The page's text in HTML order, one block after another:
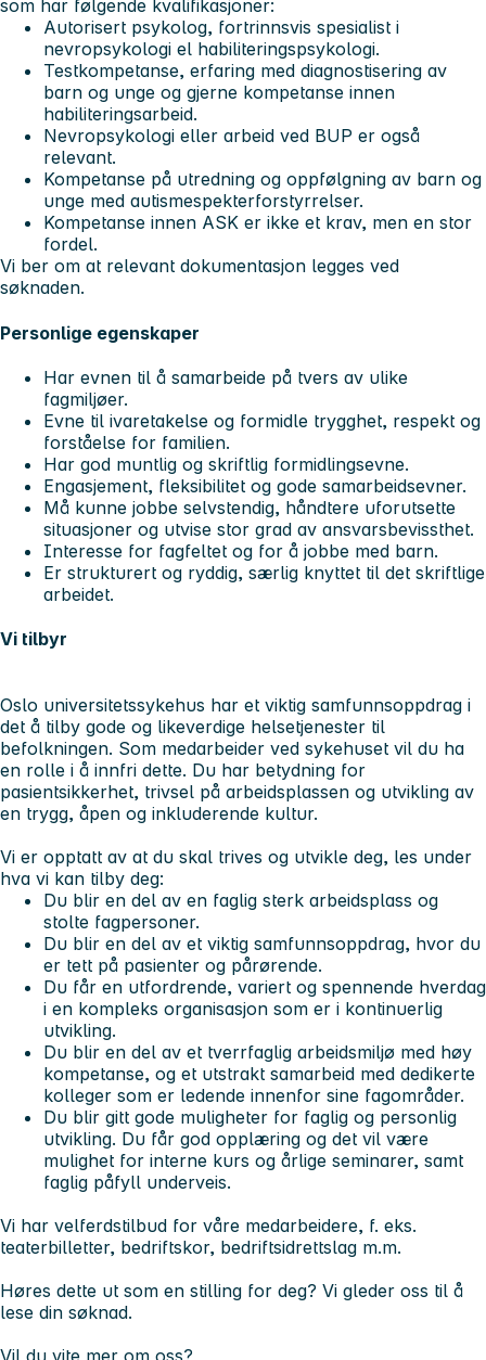
som har følgende kvalifikasjoner:
Autorisert psykolog, fortrinnsvis spesialist i
nevropsykologi el habiliteringspsykologi.
Testkompetanse, erfaring med diagnostisering av
barn og unge og gjerne kompetanse innen
habiliteringsarbeid.
Nevropsykologi eller arbeid ved BUP er også
relevant.
Kompetanse på utredning og oppfølgning av barn og
unge med autismespekterforstyrrelser.
Kompetanse innen ASK er ikke et krav, men en stor
fordel.
Vi ber om at relevant dokumentasjon legges ved
søknaden.
Personlige egenskaper
Har evnen til å samarbeide på tvers av ulike
fagmiljøer.
Evne til ivaretakelse og formidle trygghet, respekt og
forståelse for familien.
Har god muntlig og skriftlig formidlingsevne.
Engasjement, fleksibilitet og gode samarbeidsevner.
Må kunne jobbe selvstendig, håndtere uforutsette
situasjoner og utvise stor grad av ansvarsbevissthet.
Interesse for fagfeltet og for å jobbe med barn.
Er strukturert og ryddig, særlig knyttet til det skriftlige
arbeidet.
Vi tilbyr
Oslo universitetssykehus har et viktig samfunnsoppdrag i
det å tilby gode og likeverdige helsetjenester til
befolkningen. Som medarbeider ved sykehuset vil du ha
en rolle i å innfri dette. Du har betydning for
pasientsikkerhet, trivsel på arbeidsplassen og utvikling av
en trygg, åpen og inkluderende kultur.
Vi er opptatt av at du skal trives og utvikle deg, les under
hva vi kan tilby deg:
Du blir en del av en faglig sterk arbeidsplass og
stolte fagpersoner.
Du blir en del av et viktig samfunnsoppdrag, hvor du
er tett på pasienter og pårørende.
Du får en utfordrende, variert og spennende hverdag
i en kompleks organisasjon som er i kontinuerlig
utvikling.
Du blir en del av et tverrfaglig arbeidsmiljø med høy
kompetanse, og et utstrakt samarbeid med dedikerte
kolleger som er ledende innenfor sine fagområder.
Du blir gitt gode muligheter for faglig og personlig
utvikling. Du får god opplæring og det vil være
mulighet for interne kurs og årlige seminarer, samt
faglig påfyll underveis.
Vi har velferdstilbud for våre medarbeidere, f. eks.
teaterbilletter, bedriftskor, bedriftsidrettslag m.m.
Høres dette ut som en stilling for deg? Vi gleder oss til å
lese din søknad.